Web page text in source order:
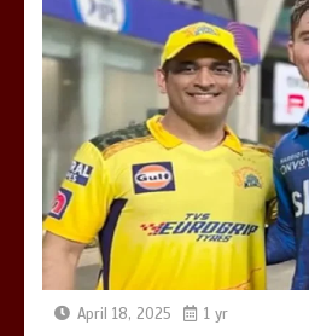
April 18, 2025 1 yr